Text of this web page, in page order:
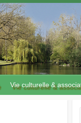
Vie culturelle &